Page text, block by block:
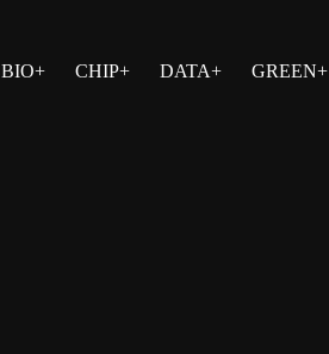
BIO+ CHIP+ DATA+ GREEN+